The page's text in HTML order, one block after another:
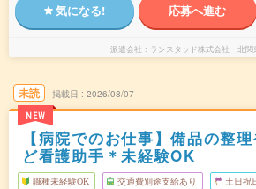
気になる! 応募へ進む
派遣会社 ランスタッド株式会社 北関
未読
NEW
掲載日 2026/08/07
【病院でのお仕事】備品の整
ど看護助手＊未経験OK
職種未経験OK 交通費別途支給あり 土日祝